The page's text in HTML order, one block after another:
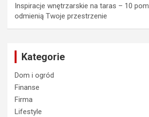
Inspiracje wnętrzarskie na taras – 10
odmienią Twoje przestrzenie
Kategorie
Dom i ogród
Finanse
Firma
Lifestyle